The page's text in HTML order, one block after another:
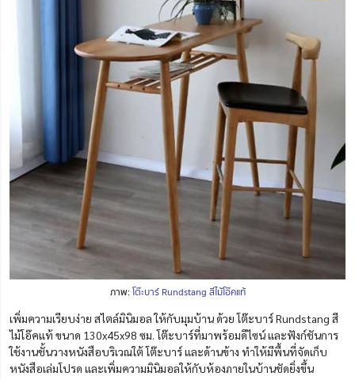
ภาพ:โต๊ะบาร์ Rundstang สีไม้โอ๊คแท้
เพิ่มความเรียบง่าย สไตล์มินิมอล ให้กับมุมบ้าน ด้วย โต๊ะบาร์ Rundstang สี
ไม้โอ๊คแท้ ขนาด 130x45x98 ซม. โต๊ะบาร์ที่มาพร้อมดีไซน์ และฟังก์ชันการ
ใช้งานชั้นวางหนังสือบริเวณใต้ โต๊ะบาร์ และด้านข้าง ทำให้มีพื้นที่จัดเก็บ
หนังสือเล่มโปรด และเพิ่มความมินิมอลให้กับห้องภายในบ้านชัดยิ่งขึ้น